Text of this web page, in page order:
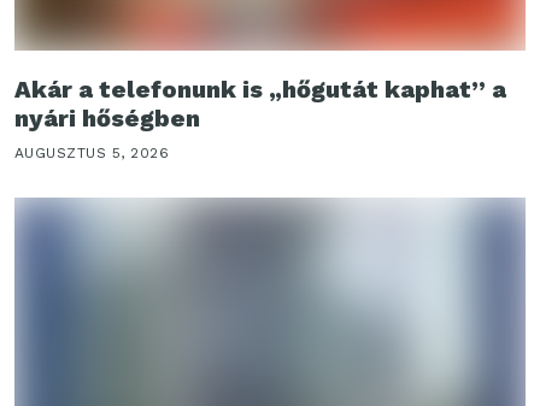
Akár a telefonunk is „hőgutát kaphat” a
nyári hőségben
AUGUSZTUS 5, 2026